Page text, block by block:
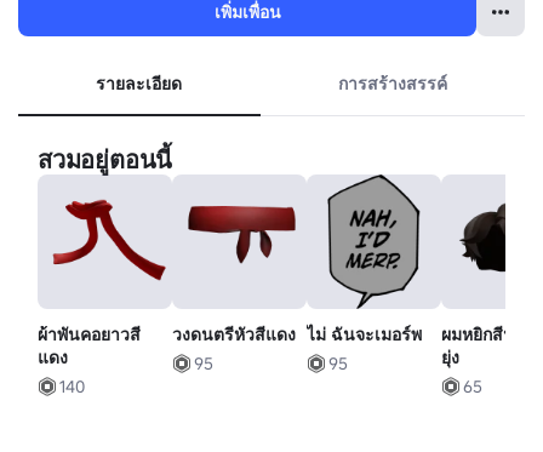
เพิ่มเพื่อน
รายละเอียด การสร้างสรรค์
สวมอยู่ตอนนี้
ผ้าพันคอยาวสี
แดง
140
วงดนตรีหัวสีแดง
95
ไม่ ฉันจะเมอร์พ
95
ผมหยิกสีน้ําต
ยุ่ง
65